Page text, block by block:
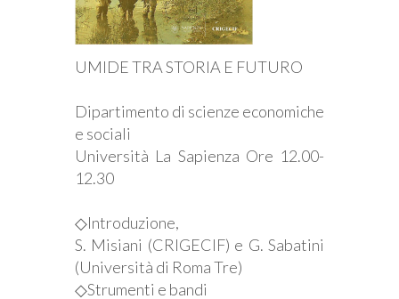
UMIDE TRA STORIA E FUTURO
Dipartimento di scienze economiche
e sociali
Università La Sapienza Ore 12.00-
12.30
◇Introduzione,
S. Misiani (CRIGECIF) e G. Sabatini
(Università di Roma Tre)
◇Strumenti e bandi